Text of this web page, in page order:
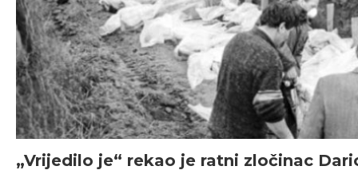
„Vrijedilo je“ rekao je ratni zločinac